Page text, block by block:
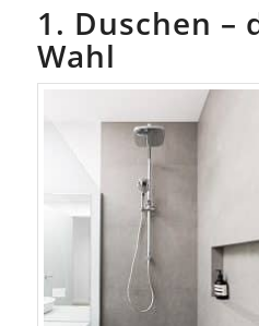
1. Duschen –
Wahl